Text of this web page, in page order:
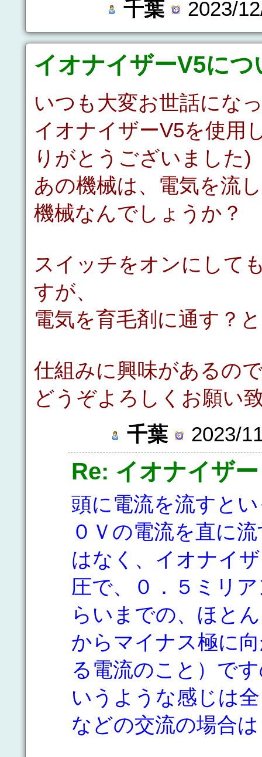
千葉
2023/
イオナイザーV5につ
いつも大変お世話にな
イオナイザーV5を使用
りがとうございました)
あの機械は、電気を流
機械なんでしょうか？
スイッチをオンにして
すが、
電気を育毛剤に通す？
仕組みに興味があるの
どうぞよろしくお願い
千葉
2023/
Re: イオナイザー
頭に電流を流すと
０Ｖの電流を直に
はなく、イオナイ
圧で、０．５ミリ
らいまでの、ほと
からマイナス極に
る電流のこと）で
いうような感じは
などの交流の場合